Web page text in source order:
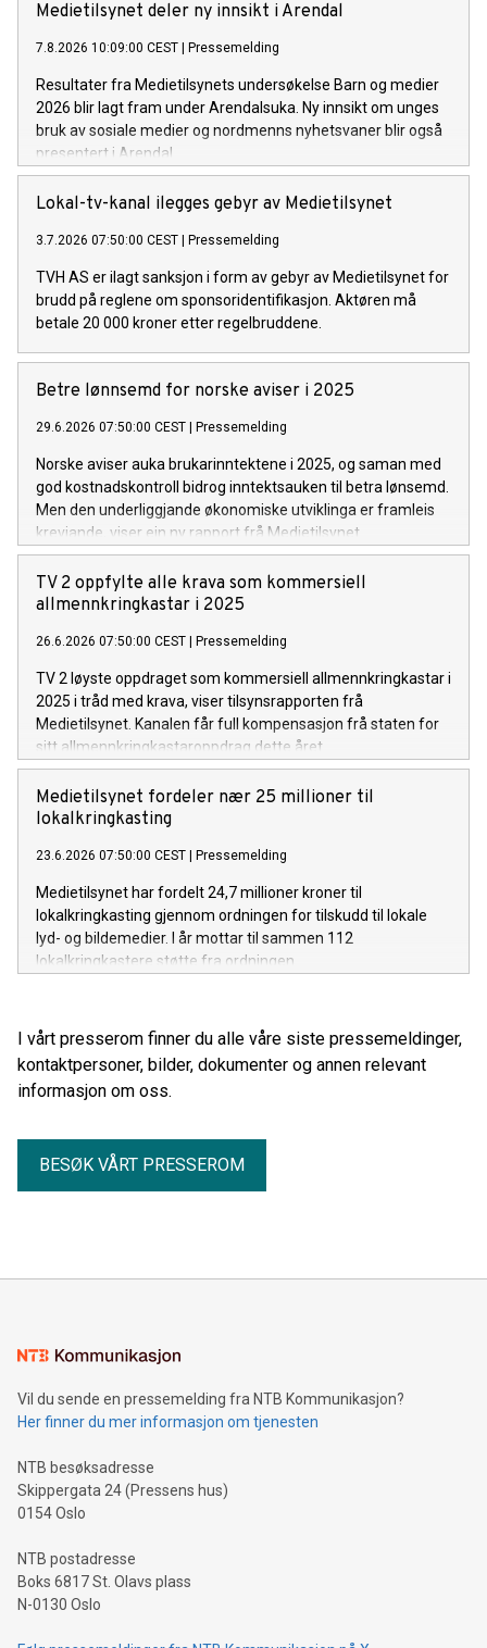
Medietilsynet deler ny innsikt i Arendal
7.8.2026 10:09:00 CEST Pressemelding
Resultater fra Medietilsynets undersøkelse Barn og medier
2026 blir lagt fram under Arendalsuka. Ny innsikt om unges
bruk av sosiale medier og nordmenns nyhetsvaner blir også
presentert i Arendal.
Lokal-tv-kanal ilegges gebyr av Medietilsynet
3.7.2026 07:50:00 CEST Pressemelding
TVH AS er ilagt sanksjon i form av gebyr av Medietilsynet for
brudd på reglene om sponsoridentifikasjon. Aktøren må
betale 20 000 kroner etter regelbruddene.
Betre lønnsemd for norske aviser i 2025
29.6.2026 07:50:00 CEST Pressemelding
Norske aviser auka brukarinntektene i 2025, og saman med
god kostnadskontroll bidrog inntektsauken til betra lønsemd.
Men den underliggjande økonomiske utviklinga er framleis
krevjande, viser ein ny rapport frå Medietilsynet.
TV 2 oppfylte alle krava som kommersiell
allmennkringkastar i 2025
26.6.2026 07:50:00 CEST Pressemelding
TV 2 løyste oppdraget som kommersiell allmennkringkastar i
2025 i tråd med krava, viser tilsynsrapporten frå
Medietilsynet. Kanalen får full kompensasjon frå staten for
sitt allmennkringkastaroppdrag dette året.
Medietilsynet fordeler nær 25 millioner til
lokalkringkasting
23.6.2026 07:50:00 CEST Pressemelding
Medietilsynet har fordelt 24,7 millioner kroner til
lokalkringkasting gjennom ordningen for tilskudd til lokale
lyd- og bildemedier. I år mottar til sammen 112
lokalkringkastere støtte fra ordningen.
I vårt presserom finner du alle våre siste pressemeldinger,
kontaktpersoner, bilder, dokumenter og annen relevant
informasjon om oss.
BESØK VÅRT PRESSEROM
Vil du sende en pressemelding fra NTB Kommunikasjon?
Her finner du mer informasjon om tjenesten
NTB besøksadresse
Skippergata 24 (Pressens hus)
0154 Oslo
NTB postadresse
Boks 6817 St. Olavs plass
N-0130 Oslo